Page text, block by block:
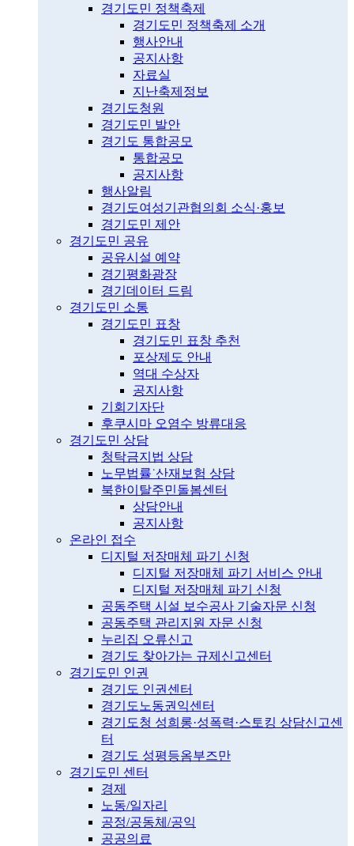
경기도민 정책축제
경기도민 정책축제 소개
행사안내
공지사항
자료실
지난축제정보
경기도청원
경기도민 발안
경기도 통합공모
통합공모
공지사항
행사알림
경기도여성기관협의회 소식·홍보
경기도민 제안
경기도민 공유
공유시설 예약
경기평화광장
경기데이터 드림
경기도민 소통
경기도민 표창
경기도민 표창 추천
포상제도 안내
역대 수상자
공지사항
기회기자단
후쿠시마 오염수 방류대응
경기도민 상담
청탁금지법 상담
노무법률˙산재보험 상담
북한이탈주민돌봄센터
상담안내
공지사항
온라인 접수
디지털 저장매체 파기 신청
디지털 저장매체 파기 서비스 안내
디지털 저장매체 파기 신청
공동주택 시설 보수공사 기술자문 신청
공동주택 관리지원 자문 신청
누리집 오류신고
경기도 찾아가는 규제신고센터
경기도민 인권
경기도 인권센터
경기도노동권익센터
경기도청 성희롱·성폭력·스토킹 상담신고센
터
경기도 성평등옴부즈만
경기도민 센터
경제
노동/일자리
공정/공동체/공익
공공의료